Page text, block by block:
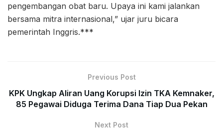
pengembangan obat baru. Upaya ini kami jalankan
bersama mitra internasional,” ujar juru bicara
pemerintah Inggris.***
Previous Post
KPK Ungkap Aliran Uang Korupsi Izin TKA Kemnaker,
85 Pegawai Diduga Terima Dana Tiap Dua Pekan
Next Post